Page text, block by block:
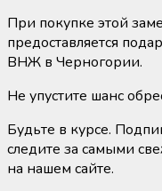
При покупке этой
предоставляется
ВНЖ в Черногории.
Не упустите шанс
Будьте в курсе.
следите за самыми
на нашем сайте.